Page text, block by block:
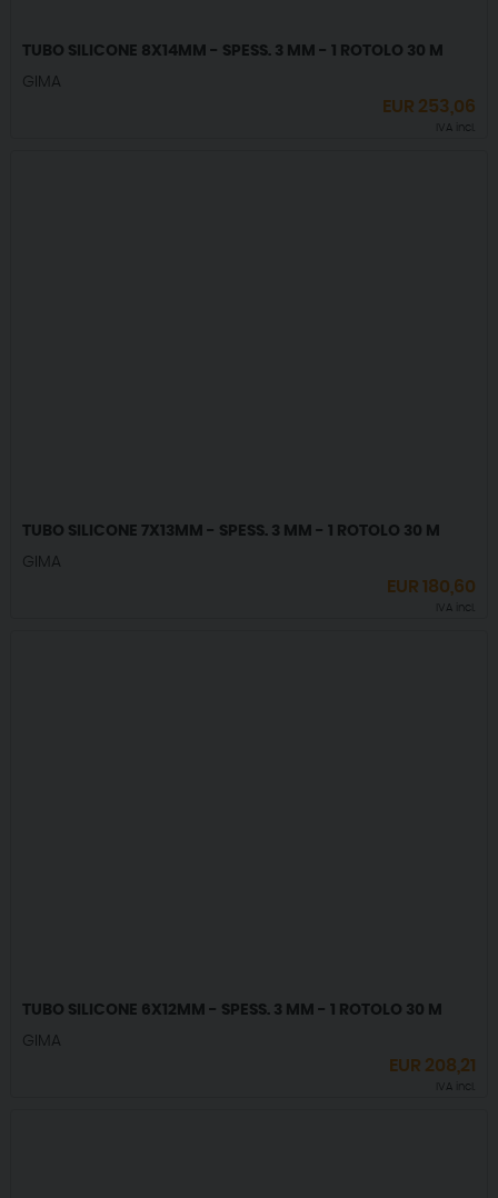
TUBO SILICONE 8X14MM - SPESS. 3 MM - 1 ROTOLO 30 M
GIMA
EUR 253,06
IVA incl.
TUBO SILICONE 7X13MM - SPESS. 3 MM - 1 ROTOLO 30 M
GIMA
EUR180,60
IVA incl.
TUBO SILICONE 6X12MM - SPESS. 3 MM - 1 ROTOLO 30 M
GIMA
EUR 208,21
IVA incl.